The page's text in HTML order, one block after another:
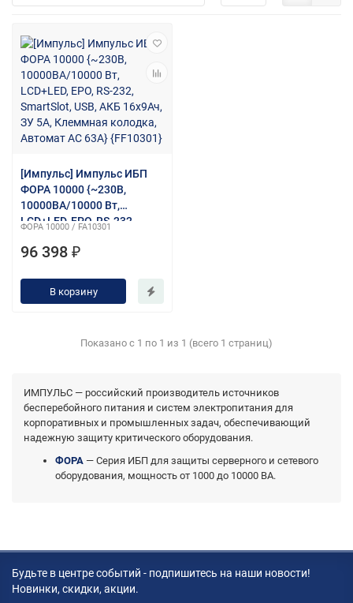
[Импульс] Импульс ИБП
ФОРА 10000 {~230В,
10000ВА/10000 Вт,
LCD+LED, EPO, RS-232,
ЗУ 5А, Клеммная колодка,
ФОРА 10000 / FA10301
96 398 ₽
В корзину
Показано с 1 по 1 из 1 (всего 1 страниц)
ИМПУЛЬС — российский производитель источников
бесперебойного питания и систем электропитания для
корпоративных и промышленных задач, обеспечивающий
надежную защиту критического оборудования.
ФОРА — Серия ИБП для защиты серверного и сетевого
оборудования, мощность от 1000 до 10000 ВА.
Будьте в центре событий - подпишитесь на наши новости!
Новинки, скидки, акции.